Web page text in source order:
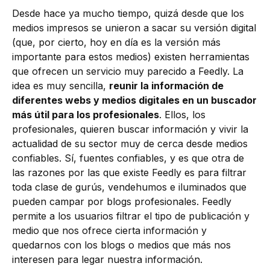
Desde hace ya mucho tiempo, quizá desde que los
medios impresos se unieron a sacar su versión digital
(que, por cierto, hoy en día es la versión más
importante para estos medios) existen herramientas
que ofrecen un servicio muy parecido a Feedly. La
idea es muy sencilla, reunir la información de
diferentes webs y medios digitales en un buscador
más útil para los profesionales. Ellos, los
profesionales, quieren buscar información y vivir la
actualidad de su sector muy de cerca desde medios
confiables. Sí, fuentes confiables, y es que otra de
las razones por las que existe Feedly es para filtrar
toda clase de gurús, vendehumos e iluminados que
pueden campar por blogs profesionales. Feedly
permite a los usuarios filtrar el tipo de publicación y
medio que nos ofrece cierta información y
quedarnos con los blogs o medios que más nos
interesen para legar nuestra información.